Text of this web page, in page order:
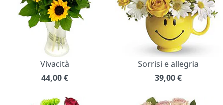
Vivacità
44,00€
Sorrisi e allegria
39,00€